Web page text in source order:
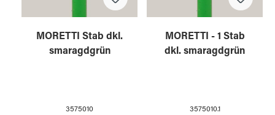
MORETTI Stab dkl.
smaragdgrün
3575010
MORETTI - 1 Stab
dkl. smaragdgrün
3575010.1